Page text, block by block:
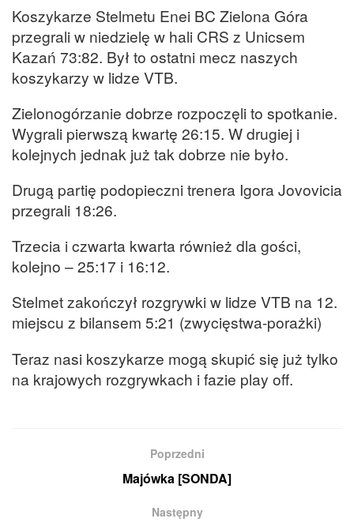
Koszykarze Stelmetu Enei BC Zielona Góra
przegrali w niedzielę w hali CRS z Unicsem
Kazań 73:82. Był to ostatni mecz naszych
koszykarzy w lidze VTB.
Zielonogórzanie dobrze rozpoczęli to spotkanie.
Wygrali pierwszą kwartę 26:15. W drugiej i
kolejnych jednak już tak dobrze nie było.
Drugą partię podopieczni trenera Igora Jovovicia
przegrali 18:26.
Trzecia i czwarta kwarta również dla gości,
kolejno – 25:17 i 16:12.
Stelmet zakończył rozgrywki w lidze VTB na 12.
miejscu z bilansem 5:21 (zwycięstwa-porażki)
Teraz nasi koszykarze mogą skupić się już tylko
na krajowych rozgrywkach i fazie play off.
Poprzedni
Majówka [SONDA]
Następny